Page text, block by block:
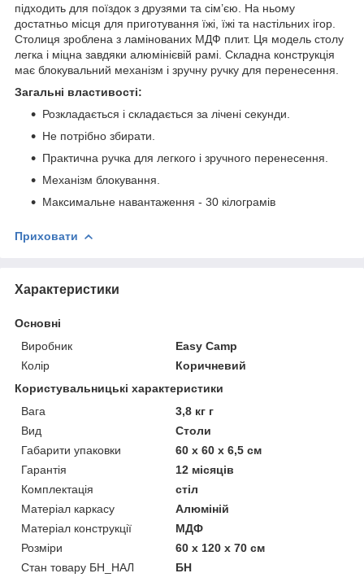
підходить для поїздок з друзями та сім’єю. На ньому
достатньо місця для приготування їжі, їжі та настільних ігор.
Столиця зроблена з ламінованих МДФ плит. Ця модель столу
легка і міцна завдяки алюмінієвій рамі. Складна конструкція
має блокувальний механізм і зручну ручку для перенесення.
Загальні властивості:
Розкладається і складається за лічені секунди.
Не потрібно збирати.
Практична ручка для легкого і зручного перенесення.
Механізм блокування.
Максимальне навантаження - 30 кілограмів
Приховати
Характеристики
Основні
Виробник
Easy Camp
Колір
Коричневий
Користувальницькі характеристики
Вага
3,8 кг г
Вид
Столи
Габарити упаковки
60 x 60 x 6,5 см
Гарантія
12 місяців
Комплектація
стіл
Матеріал каркасу
Алюміній
Матеріал конструкції
МДФ
Розміри
60 x 120 x 70 см
Стан товару БН_НАЛ
БН